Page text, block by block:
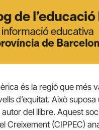
és la regió que més
d’equitat. Això
autor del llibre. Aquest
Creixement (CIPPEC)